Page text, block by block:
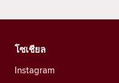
โซเชียล
Instagram